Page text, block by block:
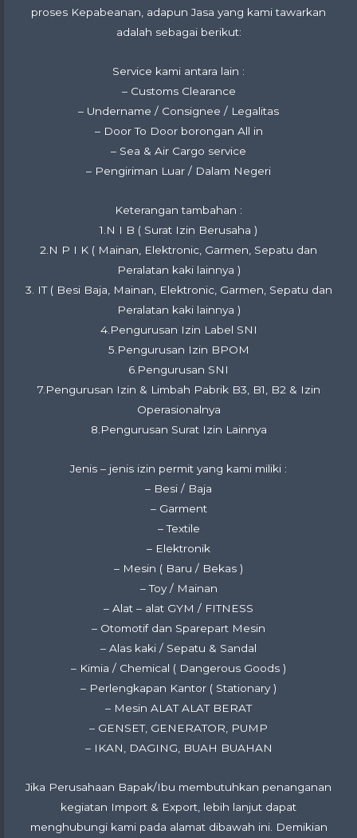
proses Kepabeanan, adapun Jasa yang kami tawarkan
adalah sebagai berikut:
Service kami antara lain :
– Customs Clearance
– Undername / Consignee / Legalitas
– Door To Door borongan All in
– Sea & Air Cargo service
– Pengiriman Luar / Dalam Negeri
Keterangan tambahan :
1.N I B ( Surat Izin Berusaha )
2.N P I K ( Mainan, Elektronic, Garmen, Sepatu dan
Peralatan kaki lainnya )
3. IT ( Besi Baja, Mainan, Elektronic, Garmen, Sepatu dan
Peralatan kaki lainnya )
4.Pengurusan Izin Label SNI
5.Pengurusan Izin BPOM
6.Pengurusan SNI
7.Pengurusan Izin & Limbah Pabrik B3, B1, B2 & Izin
Operasionalnya
8.Pengurusan Surat Izin Lainnya
Jenis – jenis izin permit yang kami miliki :
– Besi / Baja
– Garment
– Textile
– Elektronik
– Mesin ( Baru / Bekas )
– Toy / Mainan
– Alat – alat GYM / FITNESS
– Otomotif dan Sparepart Mesin
– Alas kaki / Sepatu & Sandal
– Kimia / Chemical ( Dangerous Goods )
– Perlengkapan Kantor ( Stationary )
– Mesin ALAT ALAT BERAT
– GENSET, GENERATOR, PUMP
– IKAN, DAGING, BUAH BUAHAN
Jika Perusahaan Bapak/Ibu membutuhkan penanganan
kegiatan Import & Export, lebih lanjut dapat
menghubungi kami pada alamat dibawah ini. Demikian